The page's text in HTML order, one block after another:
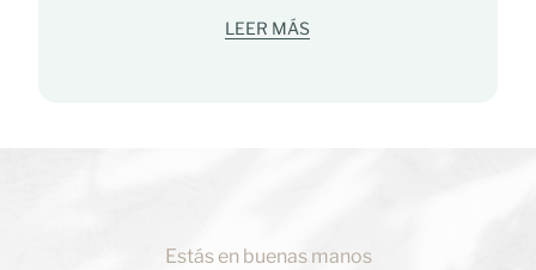
LEER MÁS
Estás en buenas manos